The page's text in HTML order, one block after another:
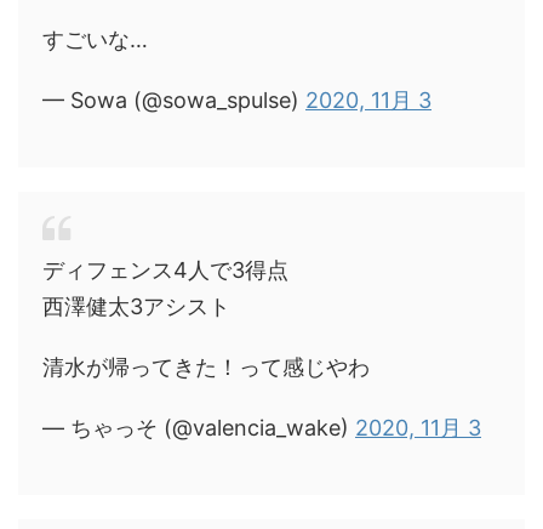
すごいな…
— Sowa (@sowa_spulse) 2020, 11月 3
ディフェンス4人で3得点
西澤健太3アシスト
清水が帰ってきた！って感じやわ
— ちゃっそ (@valencia_wake) 2020, 11月 3